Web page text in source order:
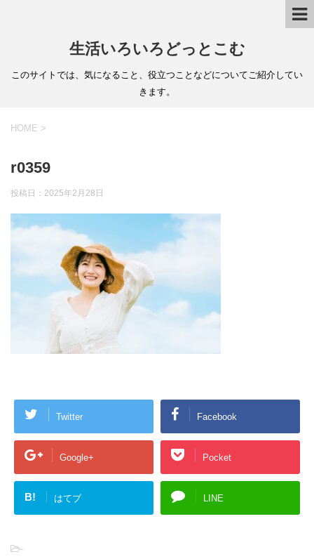
生活いろいろどっとこむ
このサイトでは、気になること、役立つことなどについてご紹介してい
きます。
HOME >
r0359
投稿日： 2025年2月28日
Twitter Facebook
Google+ Pocket
B! はてブ LINE
-